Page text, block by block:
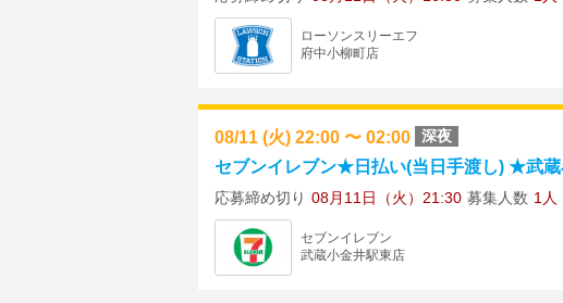
ローソンスリーエフ
府中小柳町店
08/11 (火) 22:00 〜 02:00 深夜
セブンイレブン★日払い(当日手渡し) ★武
応募締め切り 08月11日（火）21:30 募集人数 1人
セブンイレブン
武蔵小金井駅東店